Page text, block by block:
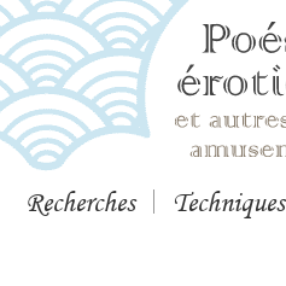
Recherches Techniques